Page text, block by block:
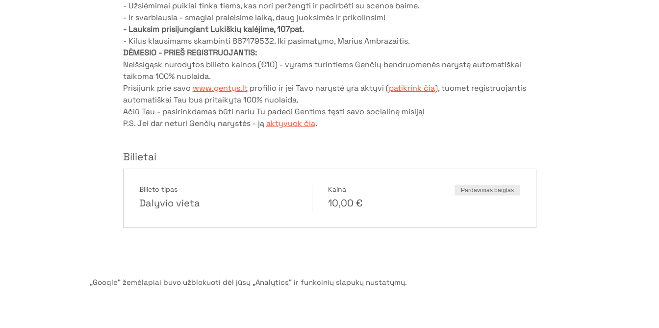
- Užsiėmimai puikiai tinka tiems, kas nori peržengti ir padirbėti su scenos baime.
- Ir svarbiausia - smagiai praleisime laiką, daug juoksimės ir prikolinsim!
- Lauksim prisijungiant Lukiškių kalėjime, 107pat.
- Kilus klausimams skambinti 867179532. Iki pasimatymo, Marius Ambrazaitis.
DĖMESIO - PRIEŠ REGISTRUOJANTIS:
Neišsigąsk nurodytos bilieto kainos (€10) - vyrams turintiems Genčių bendruomenės narystę automatiškai
taikoma 100% nuolaida.
Prisijunk prie savo www.gentys.lt profilio ir jei Tavo narystė yra aktyvi (patikrink čia), tuomet registruojantis
automatiškai Tau bus pritaikyta 100% nuolaida.
Ačiū Tau - pasirinkdamas būti nariu Tu padedi Gentims tęsti savo socialinę misiją!
P.S. Jei dar neturi Genčių narystės - ją aktyvuok čia.
Bilietai
Bilieto tipas
Dalyvio vieta
Kaina
10,00 €
Pardavimas baigtas
„Google“ žemėlapiai buvo užblokuoti dėl jūsų „Analytics“ ir funkcinių slapukų nustatymų.